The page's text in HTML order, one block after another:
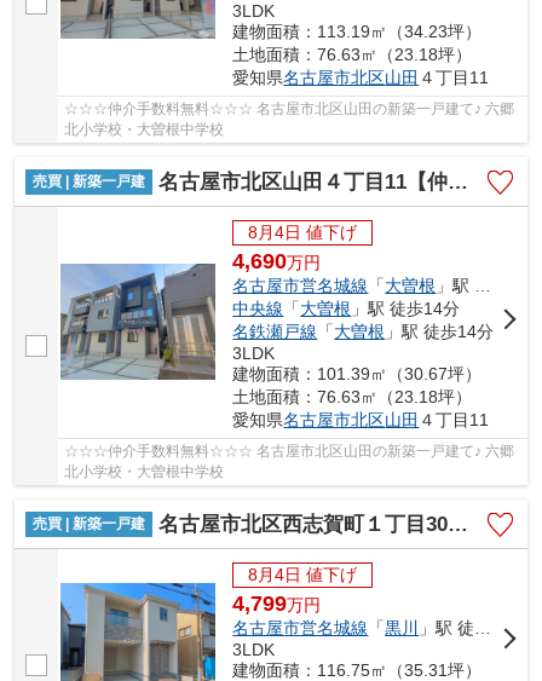
3LDK
建物面積：113.19㎡（34.23坪）
土地面積：76.63㎡（23.18坪）
愛知県名古屋市北区山田 ４丁目11
☆☆☆仲介手数料無料☆☆☆ 名古屋市北区山田の新築一戸建て♪ 六郷
北小学校・大曽根中学校
売買 | 新築一戸建 名古屋市北区山田４丁目11【仲介手数料無料】新築一戸建て 3号棟
8月4日 値下げ
4,690万円
名古屋市営名城線 「大曽根 」駅 徒歩14分
中央線 「大曽根 」駅 徒歩14分
名鉄瀬戸線 「大曽根 」駅 徒歩14分
3LDK
建物面積：101.39㎡（30.67坪）
土地面積：76.63㎡（23.18坪）
愛知県名古屋市北区山田 ４丁目11
☆☆☆仲介手数料無料☆☆☆ 名古屋市北区山田の新築一戸建て♪ 六郷
北小学校・大曽根中学校
売買 | 新築一戸建 名古屋市北区西志賀町１丁目30【仲介手数料無料】新築一戸建て 1号棟
8月4日 値下げ
4,799万円
名古屋市営名城線 「黒川
」駅 徒歩14分
3LDK
建物面積：116.75㎡（35.31坪）